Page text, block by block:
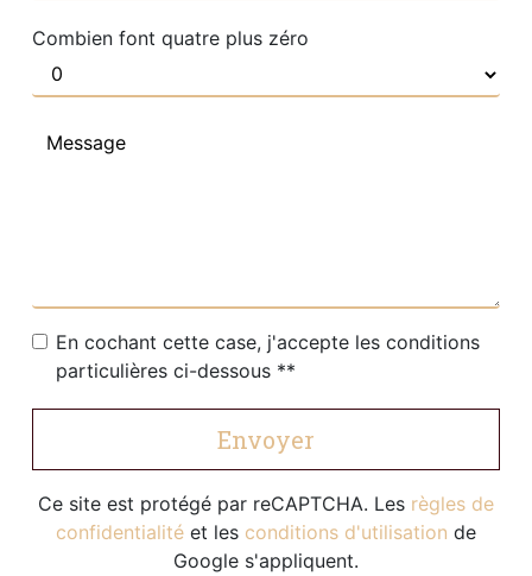
Combien font quatre plus zéro
En cochant cette case, j'accepte les conditions
particulières ci-dessous **
Envoyer
Ce site est protégé par reCAPTCHA. Les règles de
confidentialité et les conditions d'utilisation de
Google s'appliquent.